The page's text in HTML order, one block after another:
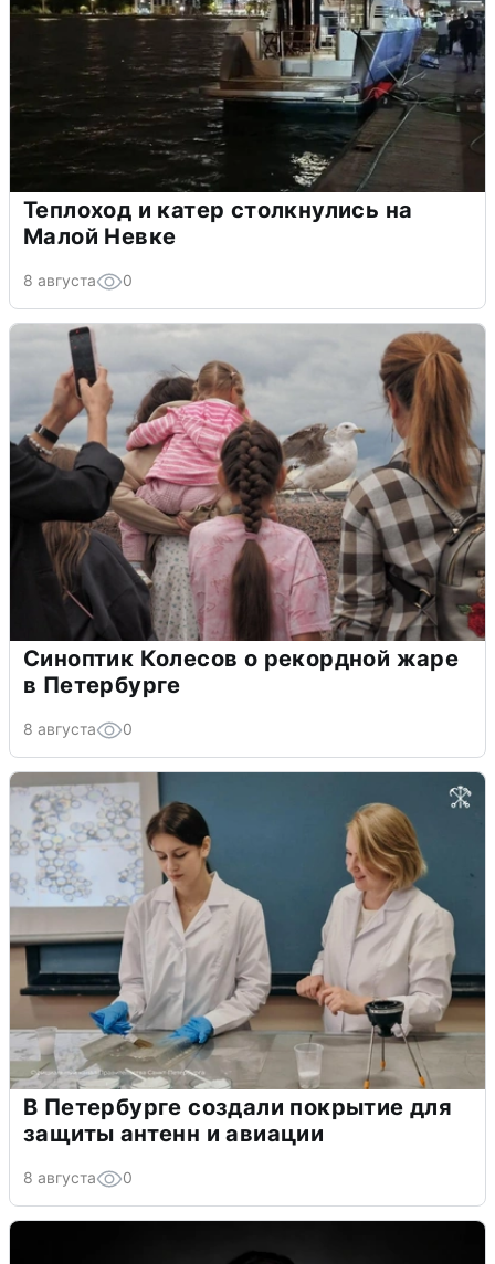
Теплоход и катер столкнулись на
Малой Невке
8 августа 0
Синоптик Колесов о рекордной жаре
в Петербурге
8 августа 0
В Петербурге создали покрытие для
защиты антенн и авиации
8 августа 0